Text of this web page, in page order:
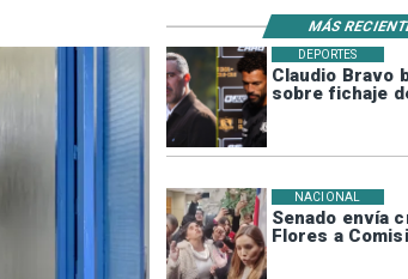
Claudio Bravo
sobre fichaje
DEPORTES
Senado envía
Flores a
NACIONAL
MÁS